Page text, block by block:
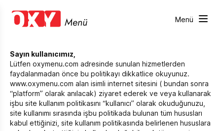
Menü Menü
Sayın kullanıcımız,
Lütfen oxymenu.com adresinde sunulan hizmetlerden
faydalanmadan önce bu politikayı dikkatlice okuyunuz.
www.oxymenu.com alan isimli internet sitesini ( bundan sonra
“platform” olarak anılacak) ziyaret ederek ve veya kullanarak
işbu site kullanım politikasını “kullanıcı” olarak okuduğunuzu,
site kullanımı sırasında işbu politikada bulunan tüm hususları
kabul ettiğinizi, site kullanım politikasında belirlenen hususlara